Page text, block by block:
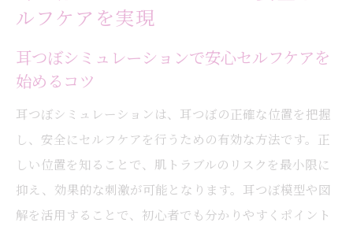
ョン方法
耳つぼセルフケアを継続するための注意点
を解説
正しい耳つぼの位置確認で効果を引き出す秘訣
耳つぼの正しい位置を見極めるシミュレー
ション活用法
耳つぼシミュレーションで効果的な位置確
認を行う
ルフケアを実現
耳つぼシミュレーションで安心セルフケアを
始めるコツ
耳つぼシミュレーションは、耳つぼの正確な位置を把握
し、安全にセルフケアを行うための有効な方法です。正
しい位置を知ることで、肌トラブルのリスクを最小限に
抑え、効果的な刺激が可能となります。耳つぼ模型や図
解を活用することで、初心者でも分かりやすくポイント